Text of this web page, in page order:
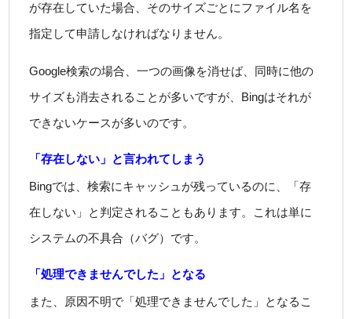
が存在していた場合、そのサイズごとにファイル名を
指定して申請しなければなりません。
Google検索の場合、一つの画像を消せば、同時に他の
サイズも消去されることが多いですが、Bingはそれが
できないケースが多いのです。
「存在しない」と言われてしまう
Bingでは、検索にキャッシュが残っているのに、「存
在しない」と判定されることもあります。これは単に
システムの不具合（バグ）です。
「処理できませんでした」となる
また、原因不明で「処理できませんでした」となるこ